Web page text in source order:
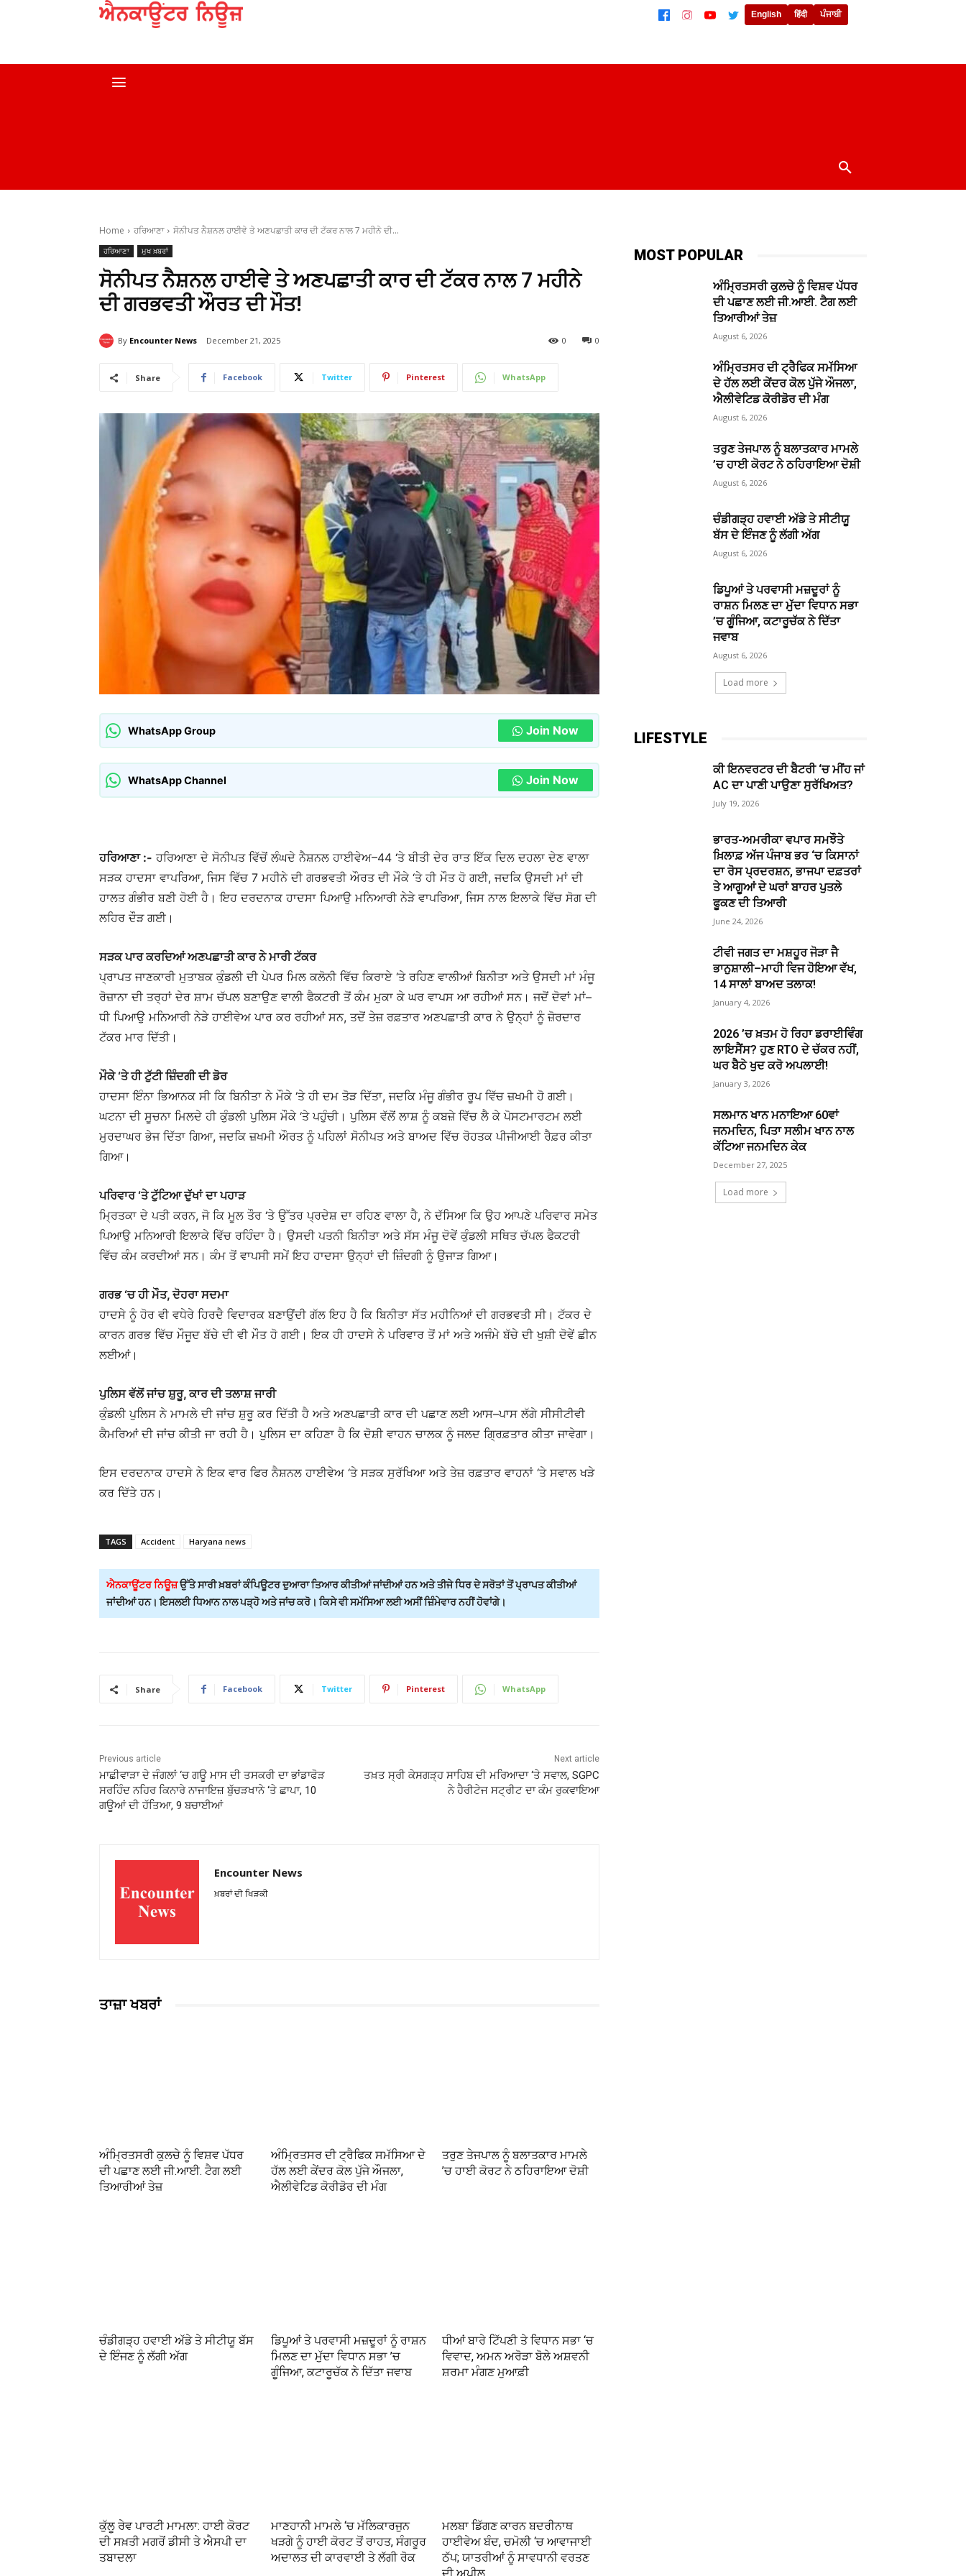
English हिंदी ਪੰਜਾਬੀ
Home ਹਰਿਆਣਾ ਸੋਨੀਪਤ ਨੈਸ਼ਨਲ ਹਾਈਵੇ ਤੇ ਅਣਪਛਾਤੀ ਕਾਰ ਦੀ ਟੱਕਰ ਨਾਲ 7 ਮਹੀਨੇ ਦੀ...
ਹਰਿਆਣਾ ਮੁਖ ਖ਼ਬਰਾਂ
ਸੋਨੀਪਤ ਨੈਸ਼ਨਲ ਹਾਈਵੇ ਤੇ ਅਣਪਛਾਤੀ ਕਾਰ ਦੀ ਟੱਕਰ ਨਾਲ 7 ਮਹੀਨੇ
ਦੀ ਗਰਭਵਤੀ ਔਰਤ ਦੀ ਮੌਤ!
By Encounter News December 21, 2025 0
0
Share Facebook Twitter Pinterest WhatsApp
WhatsApp Group Join Now
WhatsApp Channel Join Now
ਹਰਿਆਣਾ :- ਹਰਿਆਣਾ ਦੇ ਸੋਨੀਪਤ ਵਿੱਚੋਂ ਲੰਘਦੇ ਨੈਸ਼ਨਲ ਹਾਈਵੇਅ–44 ‘ਤੇ ਬੀਤੀ ਦੇਰ ਰਾਤ ਇੱਕ ਦਿਲ ਦਹਲਾ ਦੇਣ ਵਾਲਾ
ਸੜਕ ਹਾਦਸਾ ਵਾਪਰਿਆ, ਜਿਸ ਵਿੱਚ 7 ਮਹੀਨੇ ਦੀ ਗਰਭਵਤੀ ਔਰਤ ਦੀ ਮੌਕੇ ‘ਤੇ ਹੀ ਮੌਤ ਹੋ ਗਈ, ਜਦਕਿ ਉਸਦੀ ਮਾਂ ਦੀ
ਹਾਲਤ ਗੰਭੀਰ ਬਣੀ ਹੋਈ ਹੈ। ਇਹ ਦਰਦਨਾਕ ਹਾਦਸਾ ਪਿਆਉ ਮਨਿਆਰੀ ਨੇੜੇ ਵਾਪਰਿਆ, ਜਿਸ ਨਾਲ ਇਲਾਕੇ ਵਿੱਚ ਸੋਗ ਦੀ
ਲਹਿਰ ਦੌੜ ਗਈ।
ਸੜਕ ਪਾਰ ਕਰਦਿਆਂ ਅਣਪਛਾਤੀ ਕਾਰ ਨੇ ਮਾਰੀ ਟੱਕਰ
ਪ੍ਰਾਪਤ ਜਾਣਕਾਰੀ ਮੁਤਾਬਕ ਕੁੰਡਲੀ ਦੀ ਪੇਪਰ ਮਿਲ ਕਲੋਨੀ ਵਿੱਚ ਕਿਰਾਏ ‘ਤੇ ਰਹਿਣ ਵਾਲੀਆਂ ਬਿਨੀਤਾ ਅਤੇ ਉਸਦੀ ਮਾਂ ਮੰਜੂ
ਰੋਜ਼ਾਨਾ ਦੀ ਤਰ੍ਹਾਂ ਦੇਰ ਸ਼ਾਮ ਚੱਪਲ ਬਣਾਉਣ ਵਾਲੀ ਫੈਕਟਰੀ ਤੋਂ ਕੰਮ ਮੁਕਾ ਕੇ ਘਰ ਵਾਪਸ ਆ ਰਹੀਆਂ ਸਨ। ਜਦੋਂ ਦੋਵਾਂ ਮਾਂ–
ਧੀ ਪਿਆਉ ਮਨਿਆਰੀ ਨੇੜੇ ਹਾਈਵੇਅ ਪਾਰ ਕਰ ਰਹੀਆਂ ਸਨ, ਤਦੋਂ ਤੇਜ਼ ਰਫ਼ਤਾਰ ਅਣਪਛਾਤੀ ਕਾਰ ਨੇ ਉਨ੍ਹਾਂ ਨੂੰ ਜ਼ੋਰਦਾਰ
ਟੱਕਰ ਮਾਰ ਦਿੱਤੀ।
ਮੌਕੇ ‘ਤੇ ਹੀ ਟੁੱਟੀ ਜ਼ਿੰਦਗੀ ਦੀ ਡੋਰ
ਹਾਦਸਾ ਇੰਨਾ ਭਿਆਨਕ ਸੀ ਕਿ ਬਿਨੀਤਾ ਨੇ ਮੌਕੇ ‘ਤੇ ਹੀ ਦਮ ਤੋੜ ਦਿੱਤਾ, ਜਦਕਿ ਮੰਜੂ ਗੰਭੀਰ ਰੂਪ ਵਿੱਚ ਜ਼ਖਮੀ ਹੋ ਗਈ।
ਘਟਨਾ ਦੀ ਸੂਚਨਾ ਮਿਲਦੇ ਹੀ ਕੁੰਡਲੀ ਪੁਲਿਸ ਮੌਕੇ ‘ਤੇ ਪਹੁੰਚੀ। ਪੁਲਿਸ ਵੱਲੋਂ ਲਾਸ਼ ਨੂੰ ਕਬਜ਼ੇ ਵਿੱਚ ਲੈ ਕੇ ਪੋਸਟਮਾਰਟਮ ਲਈ
ਮੁਰਦਾਘਰ ਭੇਜ ਦਿੱਤਾ ਗਿਆ, ਜਦਕਿ ਜ਼ਖਮੀ ਔਰਤ ਨੂੰ ਪਹਿਲਾਂ ਸੋਨੀਪਤ ਅਤੇ ਬਾਅਦ ਵਿੱਚ ਰੋਹਤਕ ਪੀਜੀਆਈ ਰੈਫ਼ਰ ਕੀਤਾ
ਗਿਆ।
ਪਰਿਵਾਰ ‘ਤੇ ਟੁੱਟਿਆ ਦੁੱਖਾਂ ਦਾ ਪਹਾੜ
ਮ੍ਰਿਤਕਾ ਦੇ ਪਤੀ ਕਰਨ, ਜੋ ਕਿ ਮੂਲ ਤੌਰ ‘ਤੇ ਉੱਤਰ ਪ੍ਰਦੇਸ਼ ਦਾ ਰਹਿਣ ਵਾਲਾ ਹੈ, ਨੇ ਦੱਸਿਆ ਕਿ ਉਹ ਆਪਣੇ ਪਰਿਵਾਰ ਸਮੇਤ
ਪਿਆਉ ਮਨਿਆਰੀ ਇਲਾਕੇ ਵਿੱਚ ਰਹਿੰਦਾ ਹੈ। ਉਸਦੀ ਪਤਨੀ ਬਿਨੀਤਾ ਅਤੇ ਸੱਸ ਮੰਜੂ ਦੋਵੇਂ ਕੁੰਡਲੀ ਸਥਿਤ ਚੱਪਲ ਫੈਕਟਰੀ
ਵਿੱਚ ਕੰਮ ਕਰਦੀਆਂ ਸਨ। ਕੰਮ ਤੋਂ ਵਾਪਸੀ ਸਮੇਂ ਇਹ ਹਾਦਸਾ ਉਨ੍ਹਾਂ ਦੀ ਜ਼ਿੰਦਗੀ ਨੂੰ ਉਜਾੜ ਗਿਆ।
ਗਰਭ ‘ਚ ਹੀ ਮੌਤ, ਦੋਹਰਾ ਸਦਮਾ
ਹਾਦਸੇ ਨੂੰ ਹੋਰ ਵੀ ਵਧੇਰੇ ਹਿਰਦੈ ਵਿਦਾਰਕ ਬਣਾਉਂਦੀ ਗੱਲ ਇਹ ਹੈ ਕਿ ਬਿਨੀਤਾ ਸੱਤ ਮਹੀਨਿਆਂ ਦੀ ਗਰਭਵਤੀ ਸੀ। ਟੱਕਰ ਦੇ
ਕਾਰਨ ਗਰਭ ਵਿੱਚ ਮੌਜੂਦ ਬੱਚੇ ਦੀ ਵੀ ਮੌਤ ਹੋ ਗਈ। ਇਕ ਹੀ ਹਾਦਸੇ ਨੇ ਪਰਿਵਾਰ ਤੋਂ ਮਾਂ ਅਤੇ ਅਜੰਮੇ ਬੱਚੇ ਦੀ ਖੁਸ਼ੀ ਦੋਵੇਂ ਛੀਨ
ਲਈਆਂ।
ਪੁਲਿਸ ਵੱਲੋਂ ਜਾਂਚ ਸ਼ੁਰੂ, ਕਾਰ ਦੀ ਤਲਾਸ਼ ਜਾਰੀ
ਕੁੰਡਲੀ ਪੁਲਿਸ ਨੇ ਮਾਮਲੇ ਦੀ ਜਾਂਚ ਸ਼ੁਰੂ ਕਰ ਦਿੱਤੀ ਹੈ ਅਤੇ ਅਣਪਛਾਤੀ ਕਾਰ ਦੀ ਪਛਾਣ ਲਈ ਆਸ–ਪਾਸ ਲੱਗੇ ਸੀਸੀਟੀਵੀ
ਕੈਮਰਿਆਂ ਦੀ ਜਾਂਚ ਕੀਤੀ ਜਾ ਰਹੀ ਹੈ। ਪੁਲਿਸ ਦਾ ਕਹਿਣਾ ਹੈ ਕਿ ਦੋਸ਼ੀ ਵਾਹਨ ਚਾਲਕ ਨੂੰ ਜਲਦ ਗ੍ਰਿਫ਼ਤਾਰ ਕੀਤਾ ਜਾਵੇਗਾ।
ਇਸ ਦਰਦਨਾਕ ਹਾਦਸੇ ਨੇ ਇਕ ਵਾਰ ਫਿਰ ਨੈਸ਼ਨਲ ਹਾਈਵੇਅ ‘ਤੇ ਸੜਕ ਸੁਰੱਖਿਆ ਅਤੇ ਤੇਜ਼ ਰਫ਼ਤਾਰ ਵਾਹਨਾਂ ‘ਤੇ ਸਵਾਲ ਖੜੇ
ਕਰ ਦਿੱਤੇ ਹਨ।
TAGS Accident Haryana news
ਐਨਕਾਊਂਟਰ ਨਿਊਜ਼ਉੱਤੇ ਸਾਰੀ ਖ਼ਬਰਾਂ ਕੰਪਿਊਟਰ ਦੁਆਰਾ ਤਿਆਰ ਕੀਤੀਆਂ ਜਾਂਦੀਆਂ ਹਨ ਅਤੇ ਤੀਜੇ ਧਿਰ ਦੇ ਸਰੋਤਾਂ ਤੋਂ ਪ੍ਰਾਪਤ ਕੀਤੀਆਂ
ਜਾਂਦੀਆਂ ਹਨ। ਇਸਲਈ ਧਿਆਨ ਨਾਲ ਪੜ੍ਹੋ ਅਤੇ ਜਾਂਚ ਕਰੋ। ਕਿਸੇ ਵੀ ਸਮੱਸਿਆ ਲਈ ਅਸੀਂ ਜ਼ਿੰਮੇਵਾਰ ਨਹੀਂ ਹੋਵਾਂਗੇ।
Share Facebook Twitter Pinterest WhatsApp
Previous article
ਮਾਛੀਵਾੜਾ ਦੇ ਜੰਗਲਾਂ ‘ਚ ਗਊ ਮਾਸ ਦੀ ਤਸਕਰੀ ਦਾ ਭਾਂਡਾਫੋੜ
ਸਰਹਿੰਦ ਨਹਿਰ ਕਿਨਾਰੇ ਨਾਜਾਇਜ਼ ਬੁੱਚੜਖਾਨੇ ‘ਤੇ ਛਾਪਾ, 10
ਗਊਆਂ ਦੀ ਹੱਤਿਆ, 9 ਬਚਾਈਆਂ
Next article
ਤਖ਼ਤ ਸ੍ਰੀ ਕੇਸਗੜ੍ਹ ਸਾਹਿਬ ਦੀ ਮਰਿਆਦਾ ‘ਤੇ ਸਵਾਲ, SGPC
ਨੇ ਹੈਰੀਟੇਜ ਸਟ੍ਰੀਟ ਦਾ ਕੰਮ ਰੁਕਵਾਇਆ
Encounter News
ਖ਼ਬਰਾਂ ਦੀ ਖਿੜਕੀ
ਤਾਜ਼ਾ ਖਬਰਾਂ
ਅੰਮ੍ਰਿਤਸਰੀ ਕੁਲਚੇ ਨੂੰ ਵਿਸ਼ਵ ਪੱਧਰ
ਦੀ ਪਛਾਣ ਲਈ ਜੀ.ਆਈ. ਟੈਗ ਲਈ
ਤਿਆਰੀਆਂ ਤੇਜ਼
ਅੰਮ੍ਰਿਤਸਰ ਦੀ ਟ੍ਰੈਫਿਕ ਸਮੱਸਿਆ ਦੇ
ਹੱਲ ਲਈ ਕੇਂਦਰ ਕੋਲ ਪੁੱਜੇ ਔਜਲਾ,
ਐਲੀਵੇਟਿਡ ਕੋਰੀਡੋਰ ਦੀ ਮੰਗ
ਤਰੁਣ ਤੇਜਪਾਲ ਨੂੰ ਬਲਾਤਕਾਰ ਮਾਮਲੇ
’ਚ ਹਾਈ ਕੋਰਟ ਨੇ ਠਹਿਰਾਇਆ ਦੋਸ਼ੀ
ਚੰਡੀਗੜ੍ਹ ਹਵਾਈ ਅੱਡੇ ਤੇ ਸੀਟੀਯੂ ਬੱਸ
ਦੇ ਇੰਜਣ ਨੂੰ ਲੱਗੀ ਅੱਗ
ਡਿਪੂਆਂ ਤੇ ਪਰਵਾਸੀ ਮਜ਼ਦੂਰਾਂ ਨੂੰ ਰਾਸ਼ਨ
ਮਿਲਣ ਦਾ ਮੁੱਦਾ ਵਿਧਾਨ ਸਭਾ ’ਚ
ਗੂੰਜਿਆ, ਕਟਾਰੂਚੱਕ ਨੇ ਦਿੱਤਾ ਜਵਾਬ
ਧੀਆਂ ਬਾਰੇ ਟਿੱਪਣੀ ਤੇ ਵਿਧਾਨ ਸਭਾ ‘ਚ
ਵਿਵਾਦ, ਅਮਨ ਅਰੋੜਾ ਬੋਲੇ ਅਸ਼ਵਨੀ
ਸ਼ਰਮਾ ਮੰਗਣ ਮੁਆਫ਼ੀ
ਕੁੱਲੂ ਰੇਵ ਪਾਰਟੀ ਮਾਮਲਾ: ਹਾਈ ਕੋਰਟ
ਦੀ ਸਖ਼ਤੀ ਮਗਰੋਂ ਡੀਸੀ ਤੇ ਐਸਪੀ ਦਾ
ਤਬਾਦਲਾ
ਮਾਣਹਾਨੀ ਮਾਮਲੇ ‘ਚ ਮੱਲਿਕਾਰਜੁਨ
ਖੜਗੇ ਨੂੰ ਹਾਈ ਕੋਰਟ ਤੋਂ ਰਾਹਤ, ਸੰਗਰੂਰ
ਅਦਾਲਤ ਦੀ ਕਾਰਵਾਈ ਤੇ ਲੱਗੀ ਰੋਕ
ਮਲਬਾ ਡਿੱਗਣ ਕਾਰਨ ਬਦਰੀਨਾਥ
ਹਾਈਵੇਅ ਬੰਦ, ਚਮੋਲੀ ‘ਚ ਆਵਾਜਾਈ
ਠੱਪ; ਯਾਤਰੀਆਂ ਨੂੰ ਸਾਵਧਾਨੀ ਵਰਤਣ
MOST POPULAR
ਅੰਮ੍ਰਿਤਸਰੀ ਕੁਲਚੇ ਨੂੰ ਵਿਸ਼ਵ ਪੱਧਰ
ਦੀ ਪਛਾਣ ਲਈ ਜੀ.ਆਈ. ਟੈਗ ਲਈ
ਤਿਆਰੀਆਂ ਤੇਜ਼
August 6, 2026
ਅੰਮ੍ਰਿਤਸਰ ਦੀ ਟ੍ਰੈਫਿਕ ਸਮੱਸਿਆ
ਦੇ ਹੱਲ ਲਈ ਕੇਂਦਰ ਕੋਲ ਪੁੱਜੇ ਔਜਲਾ,
ਐਲੀਵੇਟਿਡ ਕੋਰੀਡੋਰ ਦੀ ਮੰਗ
August 6, 2026
ਤਰੁਣ ਤੇਜਪਾਲ ਨੂੰ ਬਲਾਤਕਾਰ ਮਾਮਲੇ
’ਚ ਹਾਈ ਕੋਰਟ ਨੇ ਠਹਿਰਾਇਆ ਦੋਸ਼ੀ
August 6, 2026
ਚੰਡੀਗੜ੍ਹ ਹਵਾਈ ਅੱਡੇ ਤੇ ਸੀਟੀਯੂ
ਬੱਸ ਦੇ ਇੰਜਣ ਨੂੰ ਲੱਗੀ ਅੱਗ
August 6, 2026
ਡਿਪੂਆਂ ਤੇ ਪਰਵਾਸੀ ਮਜ਼ਦੂਰਾਂ ਨੂੰ
ਰਾਸ਼ਨ ਮਿਲਣ ਦਾ ਮੁੱਦਾ ਵਿਧਾਨ ਸਭਾ
’ਚ ਗੂੰਜਿਆ, ਕਟਾਰੂਚੱਕ ਨੇ ਦਿੱਤਾ
ਜਵਾਬ
August 6, 2026
Load more
LIFESTYLE
ਕੀ ਇਨਵਰਟਰ ਦੀ ਬੈਟਰੀ ‘ਚ ਮੀਂਹ ਜਾਂ
AC ਦਾ ਪਾਣੀ ਪਾਉਣਾ ਸੁਰੱਖਿਅਤ?
July 19, 2026
ਭਾਰਤ-ਅਮਰੀਕਾ ਵਪਾਰ ਸਮਝੌਤੇ
ਖ਼ਿਲਾਫ਼ ਅੱਜ ਪੰਜਾਬ ਭਰ ‘ਚ ਕਿਸਾਨਾਂ
ਦਾ ਰੋਸ ਪ੍ਰਦਰਸ਼ਨ, ਭਾਜਪਾ ਦਫ਼ਤਰਾਂ
ਤੇ ਆਗੂਆਂ ਦੇ ਘਰਾਂ ਬਾਹਰ ਪੁਤਲੇ
ਫੂਕਣ ਦੀ ਤਿਆਰੀ
June 24, 2026
ਟੀਵੀ ਜਗਤ ਦਾ ਮਸ਼ਹੂਰ ਜੋੜਾ ਜੈ
ਭਾਨੁਸ਼ਾਲੀ–ਮਾਹੀ ਵਿਜ ਹੋਇਆ ਵੱਖ,
14 ਸਾਲਾਂ ਬਾਅਦ ਤਲਾਕ!
January 4, 2026
2026 ’ਚ ਖ਼ਤਮ ਹੋ ਰਿਹਾ ਡਰਾਈਵਿੰਗ
ਲਾਇਸੈਂਸ? ਹੁਣ RTO ਦੇ ਚੱਕਰ ਨਹੀਂ,
ਘਰ ਬੈਠੇ ਖੁਦ ਕਰੋ ਅਪਲਾਈ!
January 3, 2026
ਸਲਮਾਨ ਖਾਨ ਮਨਾਇਆ 60ਵਾਂ
ਜਨਮਦਿਨ, ਪਿਤਾ ਸਲੀਮ ਖਾਨ ਨਾਲ
ਕੱਟਿਆ ਜਨਮਦਿਨ ਕੇਕ
December 27, 2025
Load more